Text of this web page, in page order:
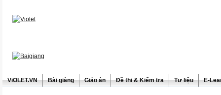
ViOLET.VN Bài giảng Giáo án Đề thi & Kiểm tra Tư liệu E-